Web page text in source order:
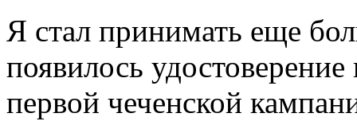
Я стал принимать еще
появилось
первой чеченской